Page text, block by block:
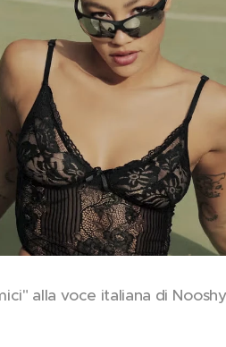
alla voce italiana di